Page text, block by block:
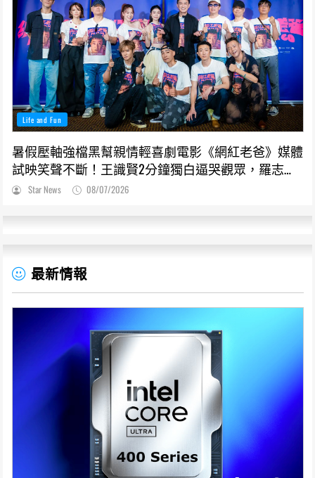
Life and Fun
暑假壓軸強檔黑幫親情輕喜劇電影《網紅老爸》媒體
試映笑聲不斷！王識賢2分鐘獨白逼哭觀眾，羅志
祥、張懷秋受封搞笑MVP
Star News 08/07/2026
最新情報